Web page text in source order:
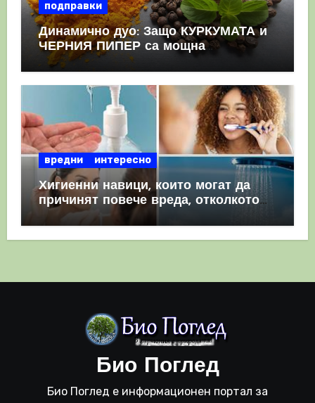
подправки
Динамично дуо: Защо КУРКУМАТА и
ЧЕРНИЯ ПИПЕР са мощна
комбинация
вредни интересно
Хигиенни навици, които могат да
причинят повече вреда, отколкото
полза
Био Поглед
Био Поглед е информационен портал за